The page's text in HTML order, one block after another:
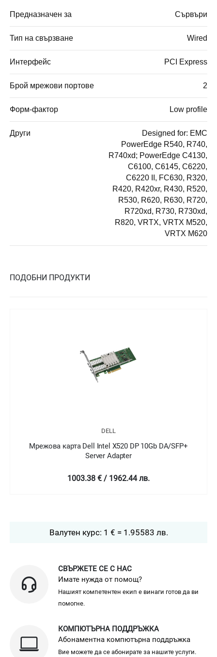
Предназначен за Сървъри
Тип на свързване Wired
Интерфейс PCI Express
Брой мрежови портове 2
Форм-фактор Low profile
Други
Designed for: EMC
PowerEdge R540, R740,
R740xd; PowerEdge C4130,
C6100, C6145, C6220,
C6220 II, FC630, R320,
R420, R420xr, R430, R520,
R530, R620, R630, R720,
R720xd, R730, R730xd,
R820, VRTX, VRTX M520,
VRTX M620
ПОДОБНИ ПРОДУКТИ
DELL
Мрежова карта Dell Intel X520 DP 10Gb DA/SFP+
Server Adapter
1003.38 € / 1962.44 лв.
Валутен курс: 1 € = 1.95583 лв.
СВЪРЖЕТЕ СЕ С НАС
Имате нужда от помощ?
Нашият компетентен екип е винаги готов да ви
помогне.
КОМПЮТЪРНА ПОДДРЪЖКА
Абонаментна компютърна поддръжка
Вие можете да се абонирате за нашите услуги.